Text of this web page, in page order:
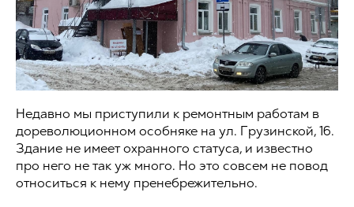
Недавно мы приступили к ремонтным работам в
дореволюционном особняке на ул. Грузинской, 16.
Здание не имеет охранного статуса, и известно
про него не так уж много. Но это совсем не повод
относиться к нему пренебрежительно.